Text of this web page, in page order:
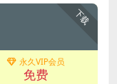
下载
永久VIP会员
免费